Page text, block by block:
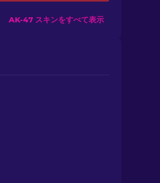
AK-47 スキンをすべて表示